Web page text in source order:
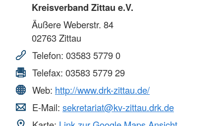
Kreisverband Zittau e.V.
Äußere Weberstr. 84
02763Zittau
Telefon: 03583 5779 0
Telefax: 03583 5779 29
Web: http://www.drk-zittau.de/
E-Mail: sekretariat@kv-zittau.drk.de